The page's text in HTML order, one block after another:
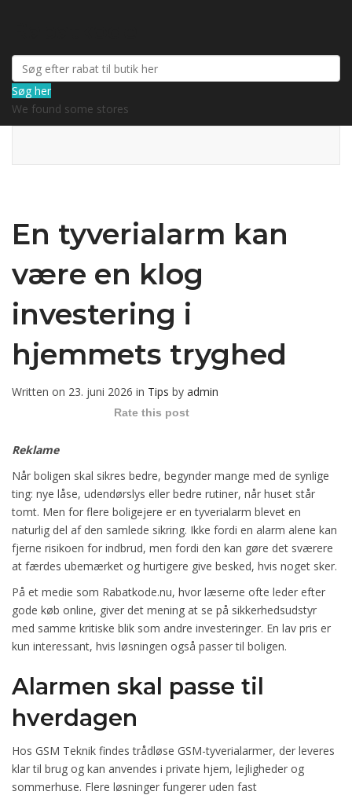
Søg her
We found some stores
En tyverialarm kan
være en klog
investering i
hjemmets tryghed
Written on 23. juni 2026 in Tips by admin
Rate this post
Reklame
Når boligen skal sikres bedre, begynder mange med de synlige
ting: nye låse, udendørslys eller bedre rutiner, når huset står
tomt. Men for flere boligejere er en tyverialarm blevet en
naturlig del af den samlede sikring. Ikke fordi en alarm alene kan
fjerne risikoen for indbrud, men fordi den kan gøre det sværere
at færdes ubemærket og hurtigere give besked, hvis noget sker.
På et medie som Rabatkode.nu, hvor læserne ofte leder efter
gode køb online, giver det mening at se på sikkerhedsudstyr
med samme kritiske blik som andre investeringer. En lav pris er
kun interessant, hvis løsningen også passer til boligen.
Alarmen skal passe til
hverdagen
Hos GSM Teknik findes trådløse GSM-tyverialarmer, der leveres
klar til brug og kan anvendes i private hjem, lejligheder og
sommerhuse. Flere løsninger fungerer uden fast